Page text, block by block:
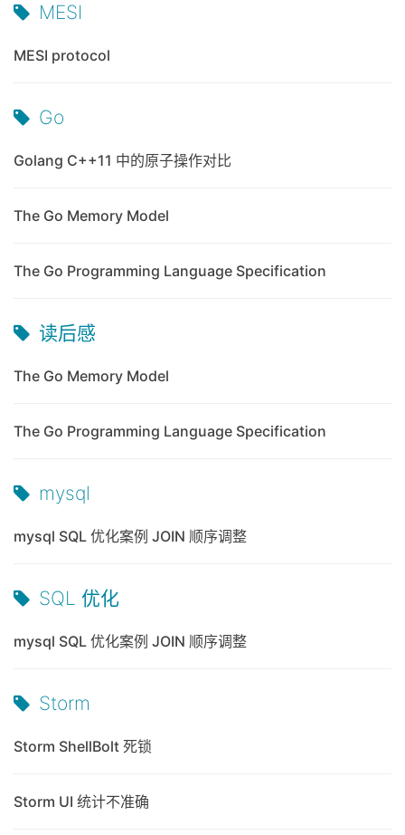
MESI
MESI protocol
Go
Golang C++11 中的原子操作对比
The Go Memory Model
The Go Programming Language Specification
读后感
The Go Memory Model
The Go Programming Language Specification
mysql
mysql SQL 优化案例 JOIN 顺序调整
SQL 优化
mysql SQL 优化案例 JOIN 顺序调整
Storm
Storm ShellBolt 死锁
Storm UI 统计不准确